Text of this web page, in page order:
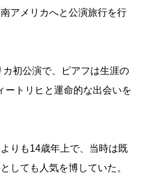
アメリカへと公演旅行を行
初公演で、ピアフは生涯の
ートリヒと運命的な出会いを
りも14歳年上で、当時は既
しても人気を博していた。